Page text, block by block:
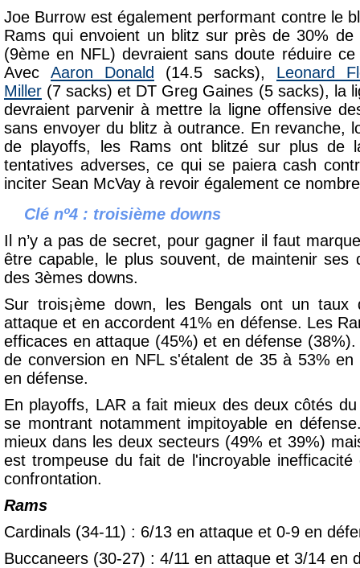
Joe Burrow est également performant contre le
Rams qui envoient un blitz sur près de 30% de
(9ème en NFL) devraient sans doute réduire
Avec Aaron Donald (14.5 sacks), Leonard
Miller (7 sacks) et DT Greg Gaines (5 sacks), la
devraient parvenir à mettre la ligne offensive
sans envoyer du blitz à outrance. En revanche,
de playoffs, les Rams ont blitzé sur plus de
tentatives adverses, ce qui se paiera cash
inciter Sean McVay à revoir également ce
Clé nº4 : troisième downs
Il n’y a pas de secret, pour gagner il faut
être capable, le plus souvent, de maintenir ses
des 3èmes downs.
Sur trois¡ème down, les Bengals ont un
attaque et en accordent 41% en défense. Les
efficaces en attaque (45%) et en défense
de conversion en NFL s'étalent de 35 à 53%
en défense.
En playoffs, LAR a fait mieux des deux côtés
se montrant notamment impitoyable en
mieux dans les deux secteurs (49% et 39%)
est trompeuse du fait de l'incroyable inefficacité
confrontation.
Rams
Cardinals (34-11) : 6/13 en attaque et 0-9 en
Buccaneers (30-27) : 4/11 en attaque et 3/14 en